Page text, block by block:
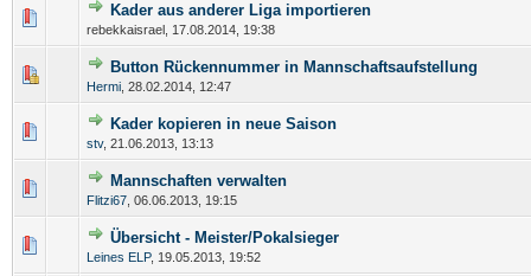
Kader aus anderer Liga importieren
rebekkaisrael, 17.08.2014, 19:38
Button Rückennummer in Mannschaftsaufstellung
Hermi 28.02.2014, 12:47
Kader kopieren in neue Saison
stv, 21.06.2013, 13:13
Mannschaften verwalten
Flitzi67 06.06.2013, 19:15
Übersicht - Meister/Pokalsieger
Leines ELP, 19.05.2013, 19:52